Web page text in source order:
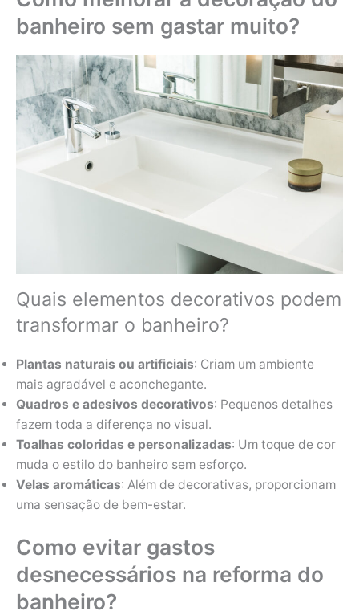
banheiro sem gastar muito?
Quais elementos decorativos podem
transformar o banheiro?
Plantas naturais ou artificiais: Criam um ambiente
mais agradável e aconchegante.
Quadros e adesivos decorativos: Pequenos detalhes
fazem toda a diferença no visual.
Toalhas coloridas e personalizadas: Um toque de cor
muda o estilo do banheiro sem esforço.
Velas aromáticas: Além de decorativas, proporcionam
uma sensação de bem-estar.
Como evitar gastos
desnecessários na reforma do
banheiro?